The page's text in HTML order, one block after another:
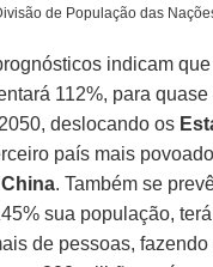
de População das
indicam
112%, para
deslocando os
país mais
China. Também se
sua população,
de pessoas, fazendo